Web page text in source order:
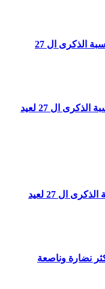
لطيفة بن حضار تهنئ جلالة الملك بمناسبة الذكرى ال 27
سارة الشتوكي تهنئ جلالة الملك بمناسبة الذكرى ال 27 لعيد
مريم كرودي تهنئ جلالة الملك بمناسبة الذكرى ال 27 لعيد
نضارة وناصعة